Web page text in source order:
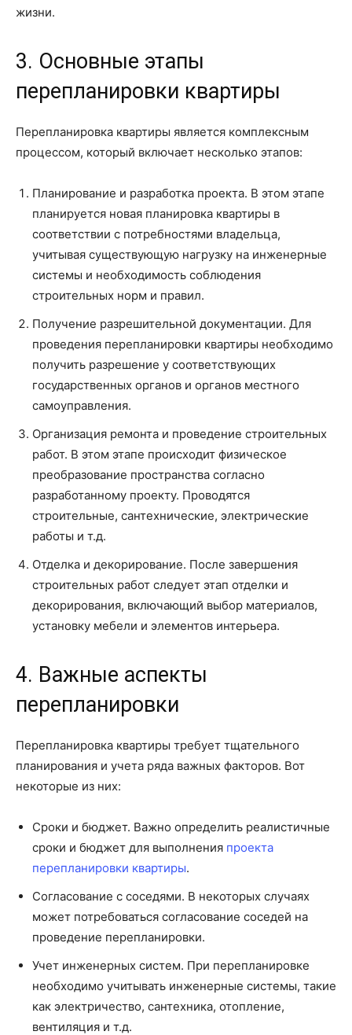
жизни.
3. Основные этапы
перепланировки квартиры
Перепланировка квартиры является комплексным
процессом, который включает несколько этапов:
Планирование и разработка проекта. В этом этапе
планируется новая планировка квартиры в
соответствии с потребностями владельца,
учитывая существующую нагрузку на инженерные
системы и необходимость соблюдения
строительных норм и правил.
Получение разрешительной документации. Для
проведения перепланировки квартиры необходимо
получить разрешение у соответствующих
государственных органов и органов местного
самоуправления.
Организация ремонта и проведение строительных
работ. В этом этапе происходит физическое
преобразование пространства согласно
разработанному проекту. Проводятся
строительные, сантехнические, электрические
работы и т.д.
Отделка и декорирование. После завершения
строительных работ следует этап отделки и
декорирования, включающий выбор материалов,
установку мебели и элементов интерьера.
4. Важные аспекты
перепланировки
Перепланировка квартиры требует тщательного
планирования и учета ряда важных факторов. Вот
некоторые из них:
Сроки и бюджет. Важно определить реалистичные
сроки и бюджет для выполнения проекта
перепланировки квартиры.
Согласование с соседями. В некоторых случаях
может потребоваться согласование соседей на
проведение перепланировки.
Учет инженерных систем. При перепланировке
необходимо учитывать инженерные системы, такие
как электричество, сантехника, отопление,
вентиляция и т.д.